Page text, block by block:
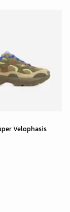
Velophasis